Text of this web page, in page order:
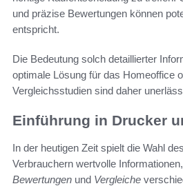
und präzise Bewertungen können
entspricht.
Die Bedeutung solch detaillierter
optimale Lösung für das Homeoffice
Vergleichsstudien sind daher
Einführung in Drucker
In der heutigen Zeit spielt die Wahl
Verbrauchern wertvolle
Bewertungen und Vergleiche